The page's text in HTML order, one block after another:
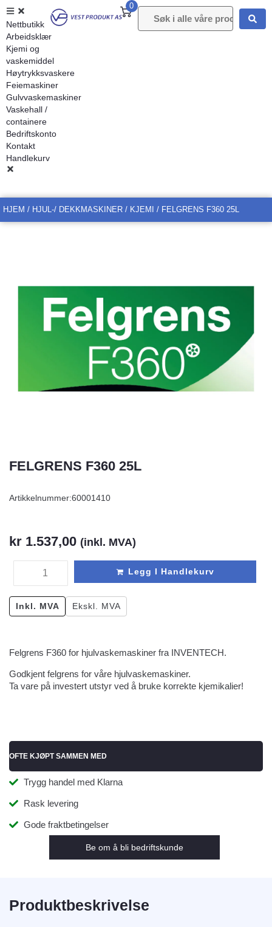
0
Nettbutikk
Arbeidsklær
Kjemi og
vaskemiddel
Høytrykksvaskere
Feiemaskiner
Gulvvaskemaskiner
Vaskehall /
containere
Bedriftskonto
Kontakt
Handlekurv
HJEM / HJUL-/ DEKKMASKINER / KJEMI / FELGRENS F360 25L
FELGRENS F360 25L
Artikkelnummer:60001410
Felgrens F360 for hjulvaskemaskiner fra INVENTECH.
Godkjent felgrens for våre hjulvaskemaskiner.
Ta vare på investert utstyr ved å bruke korrekte kjemikalier!
kr 1.537,00 (inkl. MVA)
Legg I Handlekurv
Inkl. MVA Ekskl. MVA
OFTE KJØPT SAMMEN MED
Trygg handel med Klarna
Rask levering
Gode fraktbetingelser
Be om å bli bedriftskunde
Produktbeskrivelse